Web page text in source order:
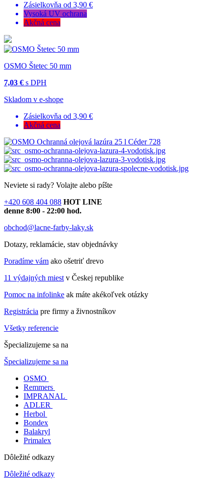
Zásielkovňa od 3,90 €
Vysoká UV ochrana
Akčná cena
OSMO Štetec 50 mm
7,03 € s DPH
Skladom v e-shope
Zásielkovňa od 3,90 €
Akčná cena
Neviete si rady? Volajte alebo píšte
+420 608 404 088 HOT LINE
denne 8:00 - 22:00 hod.
obchod@lacne-farby-laky.sk
Dotazy, reklamácie, stav objednávky
Poradíme vám ako ošetriť drevo
11 výdajných miest v Českej republike
Pomoc na infolinke ak máte akékoľvek otázky
Registrácia pre firmy a živnostníkov
Všetky referencie
Špecializujeme sa na
Špecializujeme sa na
OSMO
Remmers
IMPRANAL
ADLER
Herbol
Bondex
Balakryl
Primalex
Dôležité odkazy
Dôležité odkazy